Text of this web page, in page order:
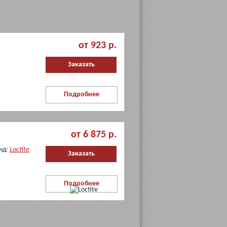
металлов
(низкая
прочность)
Loctite 5205
от 923 р.
Заказать
Подробнее
от 6 875 р.
Заказать
Подробнее
Loctite